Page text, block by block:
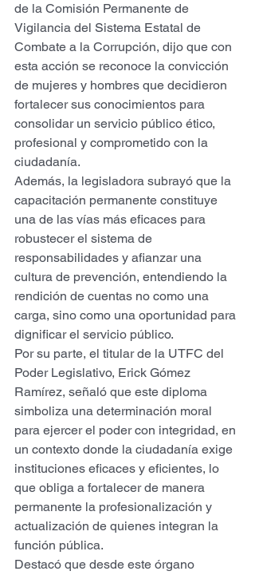
de la Comisión Permanente de
Vigilancia del Sistema Estatal de
Combate a la Corrupción, dijo que con
esta acción se reconoce la convicción
de mujeres y hombres que decidieron
fortalecer sus conocimientos para
consolidar un servicio público ético,
profesional y comprometido con la
ciudadanía.
Además, la legisladora subrayó que la
capacitación permanente constituye
una de las vías más eficaces para
robustecer el sistema de
responsabilidades y afianzar una
cultura de prevención, entendiendo la
rendición de cuentas no como una
carga, sino como una oportunidad para
dignificar el servicio público.
Por su parte, el titular de la UTFC del
Poder Legislativo, Erick Gómez
Ramírez, señaló que este diploma
simboliza una determinación moral
para ejercer el poder con integridad, en
un contexto donde la ciudadanía exige
instituciones eficaces y eficientes, lo
que obliga a fortalecer de manera
permanente la profesionalización y
actualización de quienes integran la
función pública.
Destacó que desde este órgano